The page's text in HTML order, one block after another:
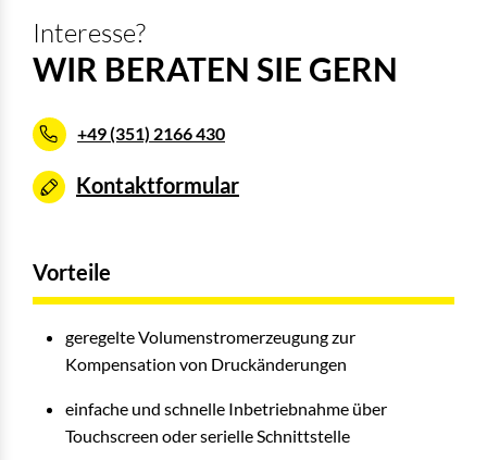
Interesse?
WIR BERATEN SIE GERN
+49 (351) 2166 430
Kontaktformular
Vorteile
geregelte Volumenstromerzeugung zur
Kompensation von Druckänderungen
einfache und schnelle Inbetriebnahme über
Touchscreen oder serielle Schnittstelle